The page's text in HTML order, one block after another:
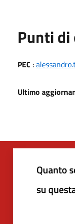
Punti
PEC :
Ultimo
Quanto
su